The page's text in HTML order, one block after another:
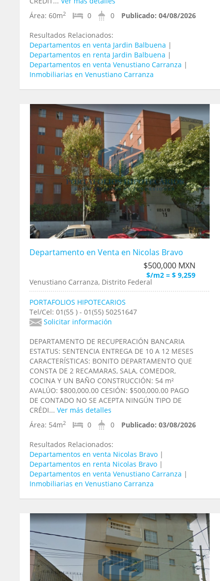
Área: 60m2 0 0 Publicado: 04/08/2026
Resultados Relacionados:
Departamentos en venta Jardin Balbuena |
Departamentos en renta Jardin Balbuena |
Departamentos en venta Venustiano Carranza |
Inmobiliarias en Venustiano Carranza
Departamento en Venta en Nicolas Bravo
$500,000 MXN
$/m2 = $ 9,259
Venustiano Carranza, Distrito Federal
PORTAFOLIOS HIPOTECARIOS
Tel/Cel: 01(55 ) - 01(55) 50251647
Solicitar información
DEPARTAMENTO DE RECUPERACIÓN BANCARIA
ESTATUS: SENTENCIA ENTREGA DE 10 A 12 MESES
CARACTERÍSTICAS: BONITO DEPARTAMENTO QUE
CONSTA DE 2 RECAMARAS, SALA, COMEDOR,
COCINA Y UN BAÑO CONSTRUCCIÓN: 54 m²
AVALÚO: $800,000.00 CESIÓN: $500,000.00 PAGO
DE CONTADO NO SE ACEPTA NINGÚN TIPO DE
CRÉDI... Ver más detalles
Área: 54m2 0 0 Publicado: 03/08/2026
Resultados Relacionados:
Departamentos en venta Nicolas Bravo |
Departamentos en renta Nicolas Bravo |
Departamentos en venta Venustiano Carranza |
Inmobiliarias en Venustiano Carranza